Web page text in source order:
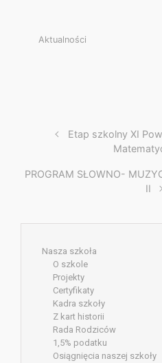
Aktualności
Etap szkolny XI
PROGRAM SŁOWNO-
II
Nasza szkoła
O szkole
Projekty
Certyfikaty
Kadra szkoły
Z kart historii
Rada Rodziców
1,5% podatku
Osiągnięcia naszej szkoły